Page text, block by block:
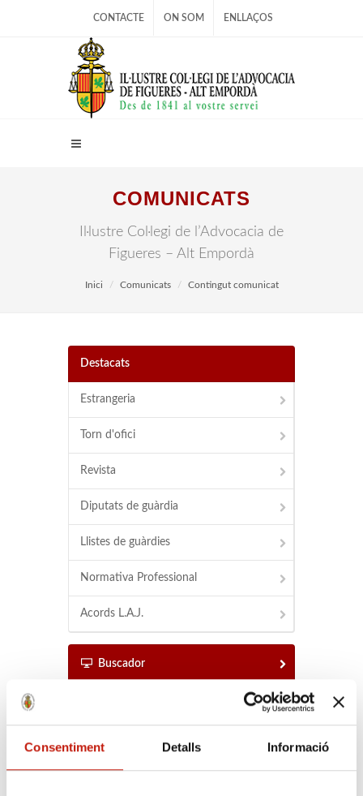
Consentiment Detalls Informació
CONTACTE ON SOM ENLLAÇOS
COMUNICATS
Il·lustre Col·legi de l’Advocacia de
Figueres – Alt Empordà
Inici Comunicats Contingut comunicat
Destacats
Estrangeria
Torn d'ofici
Revista
Diputats de guàrdia
Llistes de guàrdies
Normativa Professional
Acords L.A.J.
Buscador